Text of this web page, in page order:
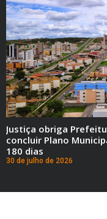
Justiça obriga
concluir Plano
180 dias
30 de julho de 2026